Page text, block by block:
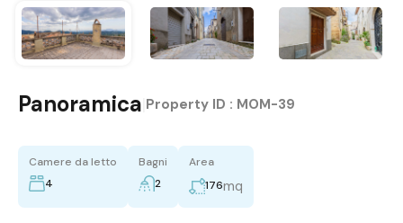
Panoramica Property ID : MOM-39
Camere da letto
4
Bagni
2
Area
176mq